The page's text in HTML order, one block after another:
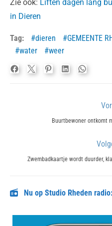
Zie ook: Liften dagen lang
in Dieren
Tag: dieren GEMEENTE
water
weer
navigatiePrevious
Buurtbewoner ontkomt
Next
Zwembadkaartje wordt duurder,
Nu op Studio Rheden radio: